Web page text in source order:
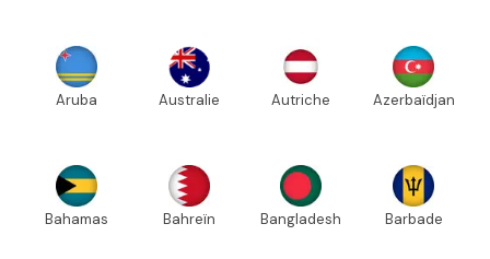
Aruba Australie Autriche Azerbaïdjan
Bahamas Bahreïn Bangladesh Barbade